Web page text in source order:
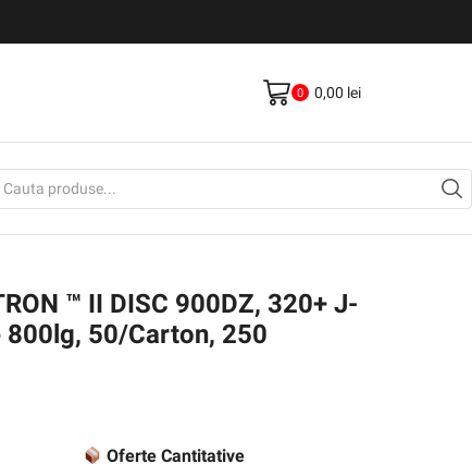
0 0,00 lei
™ II DISC 900DZ, 320+ J-
800lg, 50/Carton, 250
Oferte Cantitative